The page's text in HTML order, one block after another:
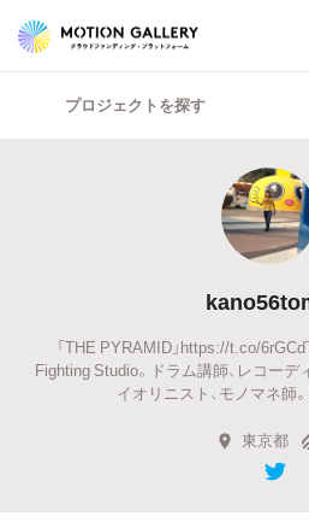
プロジェクトを探す
「THE PYRAMID」https://t.co/
Fighting Studio。ドラム講師、レコーデ
イオリニスト、モノマネ師
東京都